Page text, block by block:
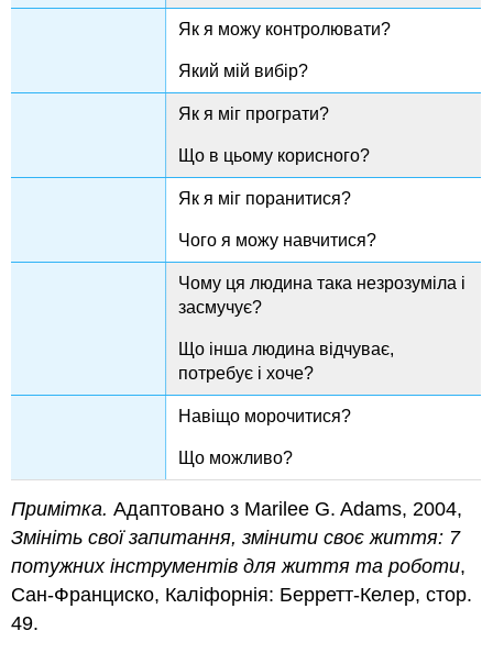
Як я можу контролювати?
Який мій вибір?
Як я міг програти?
Що в цьому корисного?
Як я міг поранитися?
Чого я можу навчитися?
Чому ця людина така незрозуміла і
засмучує?
Що інша людина відчуває,
потребує і хоче?
Навіщо морочитися?
Що можливо?
Примітка.Адаптовано з Marilee G. Adams, 2004,
Змініть свої запитання, змінити своє життя: 7
потужних інструментів для життя та роботи,
Сан-Франциско, Каліфорнія: Берретт-Келер, стор.
49.